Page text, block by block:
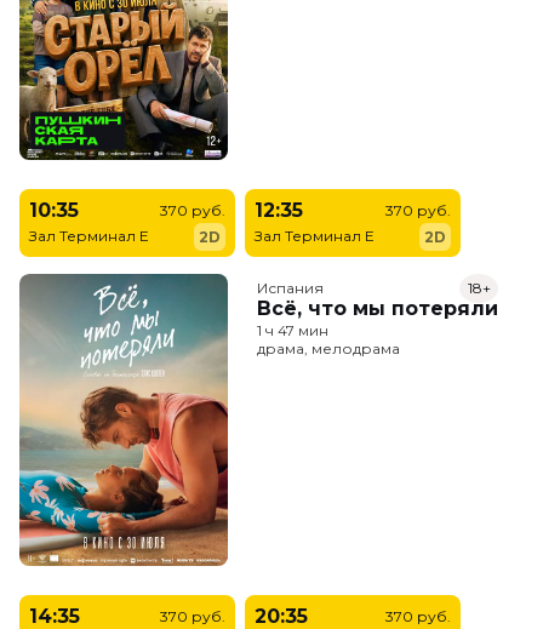
10:35
Зал Терминал E
370 руб.
2D
12:35
Зал Терминал E
370 руб.
2D
Испания
Всё, что мы потеряли
18+
1 ч 47 мин
драма, мелодрама
14:35
370 руб.
20:35
370 руб.